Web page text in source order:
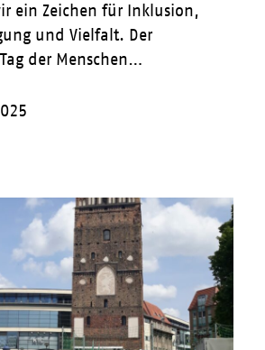
ein Zeichen für Inklusion,
und Vielfalt. Der
der Menschen…